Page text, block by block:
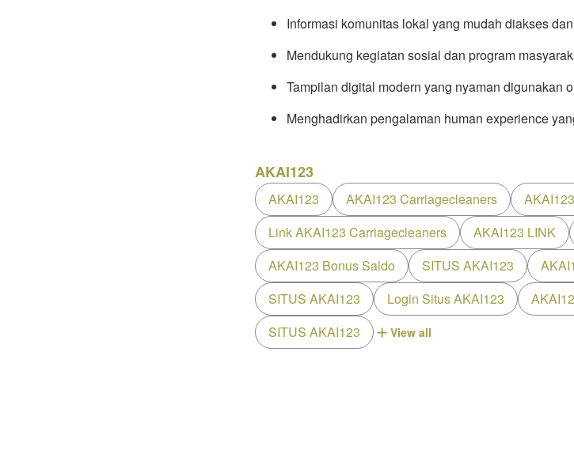
Informasi komunitas lokal yang mudah diakses
Mendukung kegiatan sosial dan program
Tampilan digital modern yang nyaman digunakan
Menghadirkan pengalaman human experience
AKAI123
AKAI123 AKAI123 Carriagecleaners
Link AKAI123 Carriagecleaners
AKAI123 LINK
AKAI123 Bonus Saldo
SITUS AKAI123
SITUS AKAI123
Login Situs AKAI123
SITUS AKAI123
View all